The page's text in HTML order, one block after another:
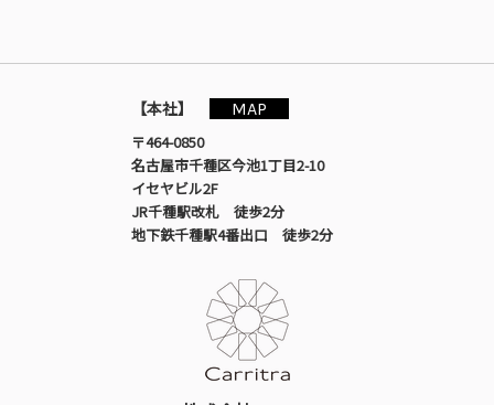
【本社】
MAP
〒464-0850
名古屋市千種区今池1丁目2-10
イセヤビル2F
JR千種駅改札 徒歩2分
地下鉄千種駅4番出口 徒歩2分